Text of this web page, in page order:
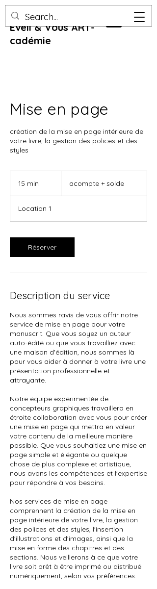
Eveil & Vous ART-
cadémie
Mise en page
création de la mise en page intérieure de
votre livre, la gestion des polices et des
styles
15 min
i
n
soldeacompte + solde
Location 1
Réserver
Description du service
Nous sommes ravis de vous offrir notre
service de mise en page pour votre
manuscrit. Que vous soyez un auteur
auto-édité ou que vous travailliez avec
une maison d'édition, nous sommes là
pour vous aider à donner à votre livre une
présentation professionnelle et
attrayante.
Notre équipe expérimentée de
concepteurs graphiques travaillera en
étroite collaboration avec vous pour créer
une mise en page qui mettra en valeur
votre contenu de la meilleure manière
possible. Que vous souhaitiez une mise en
page simple et élégante ou quelque
chose de plus complexe et artistique,
nous avons les compétences et l'expertise
pour répondre à vos besoins.
Nos services de mise en page
comprennent la création de la mise en
page intérieure de votre livre, la gestion
des polices et des styles, l'insertion
d'illustrations et d'images, ainsi que la
mise en forme des chapitres et des
sections. Nous veillerons à ce que votre
livre soit prêt à être imprimé ou distribué
numériquement, selon vos préférences.